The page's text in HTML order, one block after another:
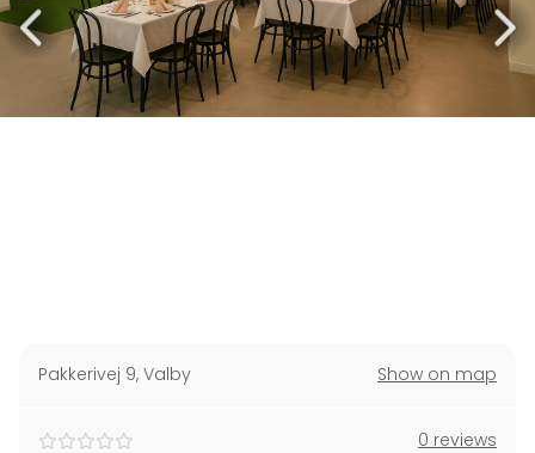
Pakkerivej 9, Valby Show on map
0 reviews